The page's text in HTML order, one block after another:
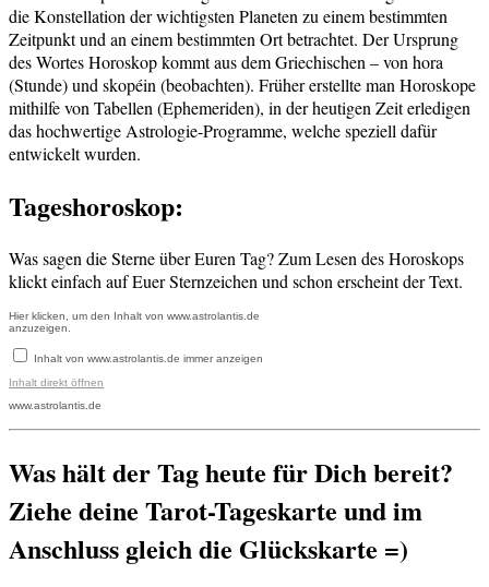
die Konstellation der wichtigsten Planeten zu einem bestimmten
Zeitpunkt und an einem bestimmten Ort betrachtet. Der Ursprung
des Wortes Horoskop kommt aus dem Griechischen – von hora
(Stunde) und skopéin (beobachten). Früher erstellte man Horoskope
mithilfe von Tabellen (Ephemeriden), in der heutigen Zeit erledigen
das hochwertige Astrologie-Programme, welche speziell dafür
entwickelt wurden.
Tageshoroskop:
Was sagen die Sterne über Euren Tag? Zum Lesen des Horoskops
klickt einfach auf Euer Sternzeichen und schon erscheint der Text.
Inhalt
von
www.astrolantis.de
anzeigen
Hier klicken, um den Inhalt von www.astrolantis.de
anzuzeigen.
Inhalt von www.astrolantis.de immer anzeigen
Inhalt direkt öffnen
www.astrolantis.de
Was hält der Tag heute für Dich bereit?
Ziehe deine Tarot-Tageskarte und im
Anschluss gleich die Glückskarte =)